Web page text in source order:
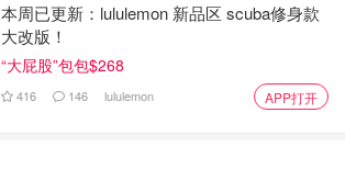
本周已更新：lululemon 新品区 scuba修身款
大改版！
“大屁股”包包$268
416 146 lululemon APP打开